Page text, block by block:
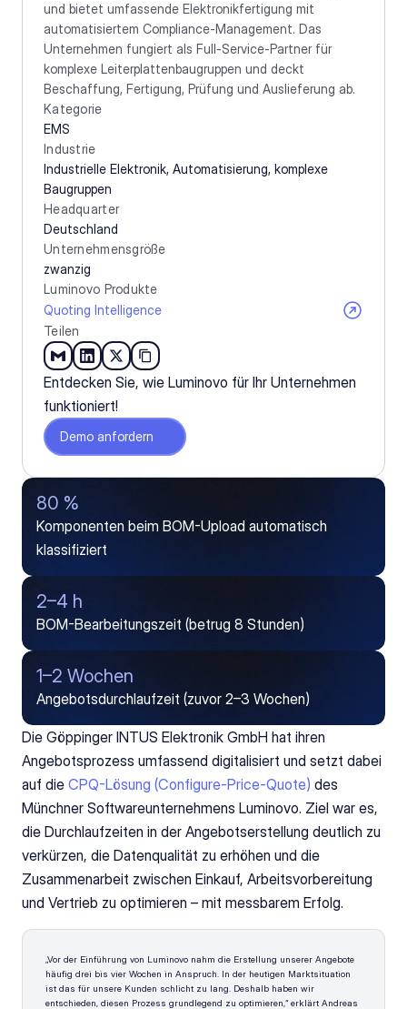
und bietet umfassende Elektronikfertigung mit
automatisiertem Compliance-Management. Das
Unternehmen fungiert als Full-Service-Partner für
komplexe Leiterplattenbaugruppen und deckt
Beschaffung, Fertigung, Prüfung und Auslieferung ab.
Kategorie
EMS
Industrie
Industrielle Elektronik, Automatisierung, komplexe
Baugruppen
Headquarter
Deutschland
Unternehmensgröße
zwanzig
Luminovo Produkte
Quoting Intelligence
Teilen
Entdecken Sie, wie Luminovo für Ihr Unternehmen
funktioniert!
Demo anfordern
80 %
Komponenten beim BOM-Upload automatisch
klassifiziert
2–4 h
BOM-Bearbeitungszeit (betrug 8 Stunden)
1–2 Wochen
Angebotsdurchlaufzeit (zuvor 2–3 Wochen)
Die Göppinger INTUS Elektronik GmbH hat ihren
Angebotsprozess umfassend digitalisiert und setzt dabei
auf die CPQ-Lösung (Configure-Price-Quote) des
Münchner Softwareunternehmens Luminovo. Ziel war es,
die Durchlaufzeiten in der Angebotserstellung deutlich zu
verkürzen, die Datenqualität zu erhöhen und die
Zusammenarbeit zwischen Einkauf, Arbeitsvorbereitung
und Vertrieb zu optimieren – mit messbarem Erfolg.
„Vor der Einführung von Luminovo nahm die Erstellung unserer Angebote
häufig drei bis vier Wochen in Anspruch. In der heutigen Marktsituation
ist das für unsere Kunden schlicht zu lang. Deshalb haben wir
entschieden, diesen Prozess grundlegend zu optimieren,“ erklärt Andreas